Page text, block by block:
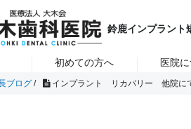
歯・インプラント・矯正治療のことなら鈴鹿市の
歯科医院
インプラ
鈴鹿インプラント
初めての方へ 医院
ブログ / インプラント リカバリー 他院にて